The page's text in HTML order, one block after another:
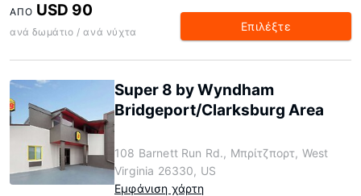
ΑΠΌ USD 90
ανά δωμάτιο / ανά νύχτα Επιλέξτε
Super 8 by Wyndham
Bridgeport/Clarksburg Area
108 Barnett Run Rd., Μπρίτζπορτ, West
Virginia 26330, US
Εμφάνιση χάρτη